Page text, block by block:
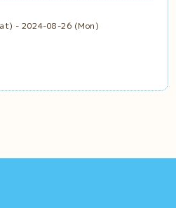
- 2024-08-26 (Mon)